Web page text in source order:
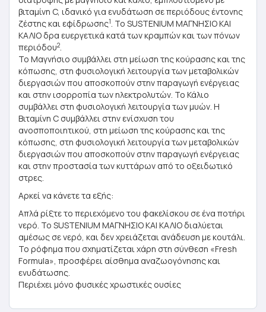
βιταμίνη C, ιδανικό για ενυδάτωση σε περιόδους έντονης
ζέστης και εφίδρωσης1. Το SUSTENIUM ΜΑΓΝΗΣΙΟ ΚΑΙ
ΚΑΛΙΟ δρα ευεργετικά κατά των κραμπών και των πόνων
περιόδου2.
Το Μαγνήσιο συμβάλλει στη μείωση της κούρασης και της
κόπωσης, στη φυσιολογική λειτουργία των μεταβολικών
διεργασιών που αποσκοπούν στην παραγωγή ενέργειας
και στην ισορροπία των ηλεκτρολυτών. Το Κάλιο
συμβάλλει στη φυσιολογική λειτουργία των μυών. Η
Βιταμίνη C συμβάλλει στην ενίσχυση του
ανοσποποιητικού, στη μείωση της κούρασης και της
κόπωσης, στη φυσιολογική λειτουργία των μεταβολικών
διεργασιών που αποσκοπούν στην παραγωγή ενέργειας
και στην προστασία των κυττάρων από το οξειδωτικό
στρες.
Αρκεί να κάνετε τα εξής:
Απλά ρίξτε το περιεχόμενο του φακελίσκου σε ένα ποτήρι
νερό. Το SUSTENIUM ΜΑΓΝΗΣΙΟ ΚΑΙ ΚΑΛΙΟ διαλύεται
αμέσως σε νερό, και δεν χρειάζεται ανάδευση με κουτάλι.
Το ρόφημα που σχηματίζεται χάρη στη σύνθεση «Fresh
Formula», προσφέρει αίσθημα αναζωογόνησης και
ενυδάτωσης.
Περιέχει μόνο φυσικές χρωστικές ουσίες